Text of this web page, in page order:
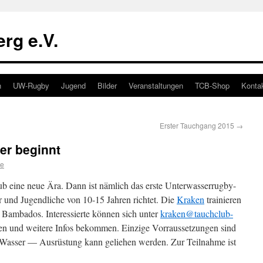
e.V.
UW-Rugby Jugend Bilder Veranstaltungen TCB-Shop
Erster Tauchgang 2015 →
beginnt
eine neue Ära. Dann ist nämlich das erste Unterwasserrugby-
Jugendliche von 10-15 Jahren richtet. DieKraken trainieren
Interessierte können sich unterkraken@tauchclub-
und weitere Infos bekommen. Einzige Vorraussetzungen sind
— Ausrüstung kann geliehen werden. Zur Teilnahme ist